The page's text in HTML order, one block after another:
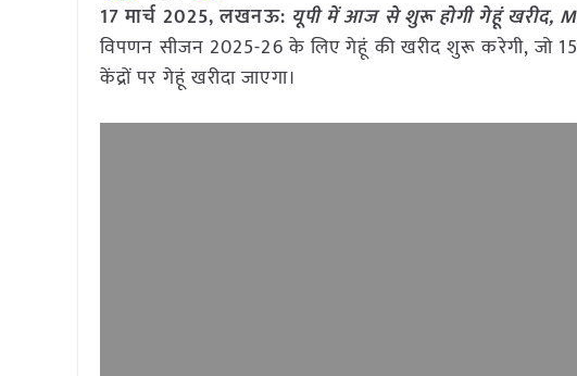
17 मार्च 2025,लखनऊ: यूपी में आज से शुरू होगी गेहूं खरीद,
विपणन सीजन 2025-26 के लिए गेहूं की खरीद शुरू करेगी, जो
केंद्रों पर गेहूं खरीदा जाएगा।